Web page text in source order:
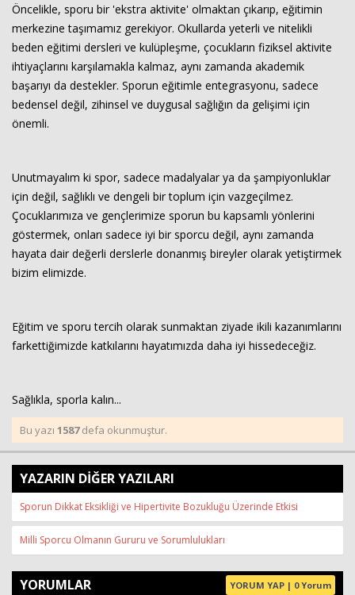
Öncelikle, sporu bir 'ekstra aktivite' olmaktan çıkarıp, eğitimin
merkezine taşımamız gerekiyor. Okullarda yeterli ve nitelikli
beden eğitimi dersleri ve kulüpleşme, çocukların fiziksel aktivite
ihtiyaçlarını karşılamakla kalmaz, aynı zamanda akademik
başarıyı da destekler. Sporun eğitimle entegrasyonu, sadece
bedensel değil, zihinsel ve duygusal sağlığın da gelişimi için
önemli.
Unutmayalım ki spor, sadece madalyalar ya da şampiyonluklar
için değil, sağlıklı ve dengeli bir toplum için vazgeçilmez.
Çocuklarımıza ve gençlerimize sporun bu kapsamlı yönlerini
göstermek, onları sadece iyi bir sporcu değil, aynı zamanda
hayata dair değerli derslerle donanmış bireyler olarak yetiştirmek
bizim elimizde.
Eğitim ve sporu tercih olarak sunmaktan ziyade ikili kazanımlarını
farkettiğimizde katkılarını hayatımızda daha iyi hissedeceğiz.
Sağlıkla, sporla kalın...
Bu yazı 1587defa okunmuştur.
YAZARIN DİĞER YAZILARI
Sporun Dikkat Eksikliği ve Hipertivite Bozukluğu Üzerinde Etkisi
Milli Sporcu Olmanın Gururu ve Sorumlulukları
YORUMLAR YORUM YAP | 0 Yorum